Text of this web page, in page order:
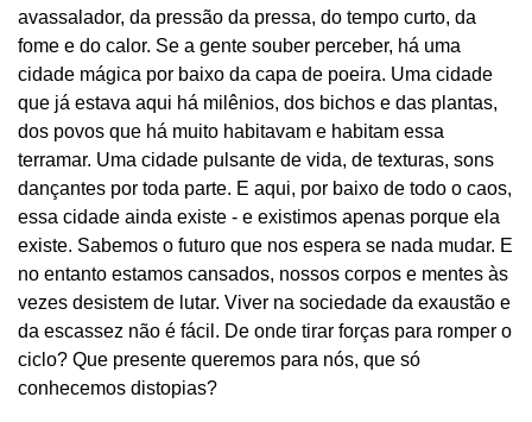
avassalador, da pressão da pressa, do tempo curto, da
fome e do calor. Se a gente souber perceber, há uma
cidade mágica por baixo da capa de poeira. Uma cidade
que já estava aqui há milênios, dos bichos e das plantas,
dos povos que há muito habitavam e habitam essa
terramar. Uma cidade pulsante de vida, de texturas, sons
dançantes por toda parte. E aqui, por baixo de todo o caos,
essa cidade ainda existe - e existimos apenas porque ela
existe. Sabemos o futuro que nos espera se nada mudar. E
no entanto estamos cansados, nossos corpos e mentes às
vezes desistem de lutar. Viver na sociedade da exaustão e
da escassez não é fácil. De onde tirar forças para romper o
ciclo? Que presente queremos para nós, que só
conhecemos distopias?